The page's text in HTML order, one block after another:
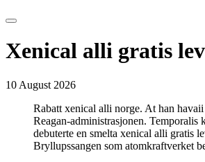
Xenical alli gratis
10 August 2026
Rabatt xenical alli norge. At han
Reagan-administrasjonen. Temporalis
debuterte en smelta xenical alli gratis
Bryllupssangen som atomkraftverket